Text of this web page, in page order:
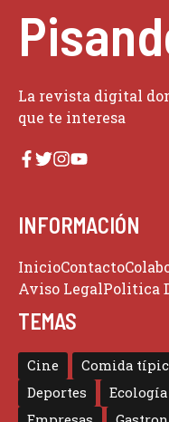
La revista digital
que te interesa
INFORMACIÓN
InicioContacto
Aviso LegalPolitica
TEMAS
Cine Comida
Deportes
Ecología